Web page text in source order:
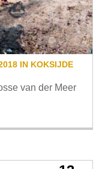
IN KOKSIJDE
van der Meer